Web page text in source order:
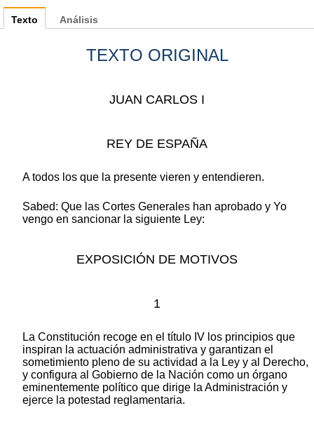
Texto
TEXTO ORIGINAL
JUAN CARLOS I
REY DE ESPAÑA
A todos los que la presente vieren y entendieren.
Sabed: Que las Cortes Generales han aprobado y Yo
vengo en sancionar la siguiente Ley:
EXPOSICIÓN DE MOTIVOS
1
La Constitución recoge en el título IV los principios que
inspiran la actuación administrativa y garantizan el
sometimiento pleno de su actividad a la Ley y al Derecho,
y configura al Gobierno de la Nación como un órgano
eminentemente político que dirige la Administración y
ejerce la potestad reglamentaria.
Análisis